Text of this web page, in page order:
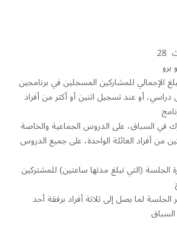
الإجمالي للمشاركين المسجلين في برنامجين
أو عند تسجيل اثنين أو أكثر من أفراد
من أفراد العائلة الواحدة، على جميع الدروس
الجلسة (التي تبلغ مدتها ساعتين) للمشتركين
الجلسة لما يصل إلى ثلاثة أفراد برفقة أحد